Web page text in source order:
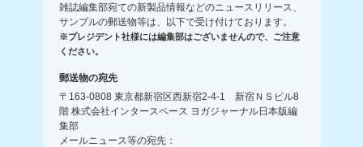
雑誌編集部宛ての新製品情報などのニュースリリース、
サンプルの郵送物等は、以下で受け付けております。
※プレジデント社様には編集部はございませんので、ご注意
ください。
郵送物の宛先
〒163-0808 東京都新宿区西新宿2-4-1 新宿ＮＳビル8
階 株式会社インタースペース ヨガジャーナル日本版編
集部
メールニュース等の宛先：